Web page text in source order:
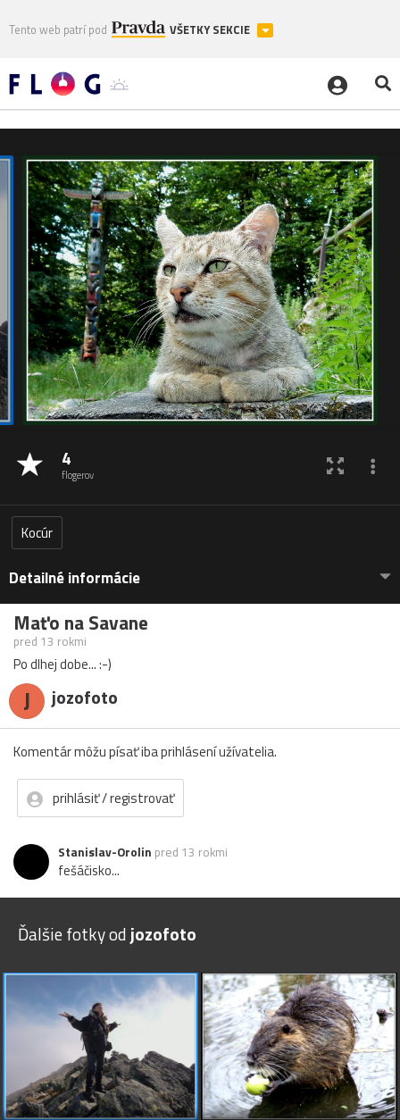
Tento web patrí pod VŠETKY SEKCIE
4
flogerov
Kocúr
Detailné informácie
Maťo na Savane
pred 13 rokmi
Po dlhej dobe... :-)
J jozofoto
Komentár môžu písať iba prihlásení užívatelia.
prihlásiť / registrovať
Stanislav-Orolin pred 13 rokmi
fešáčisko...
Ďalšie fotky od jozofoto